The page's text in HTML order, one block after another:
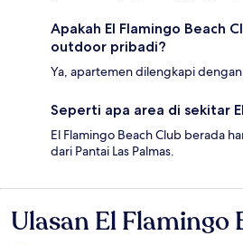
Apakah El Flamingo Beach
outdoor pribadi?
Ya, apartemen dilengkapi
Seperti apa area di sekitar
El Flamingo Beach Club berada
dari Pantai Las Palmas.
Ulasan
Ulasan El Flamingo